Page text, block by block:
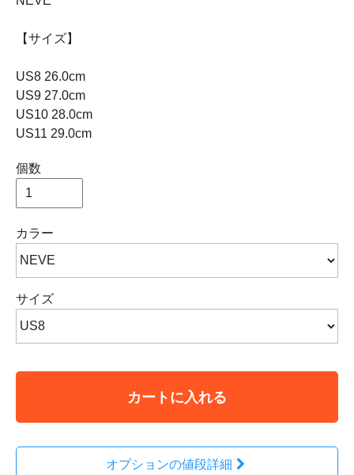
【サイズ】
US8 26.0cm
US9 27.0cm
US10 28.0cm
US11 29.0cm
個数
カラー
サイズ
カートに入れる
オプションの値段詳細